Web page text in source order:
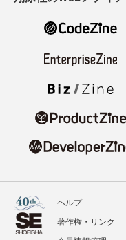
ヘルプ
著作権・リンク